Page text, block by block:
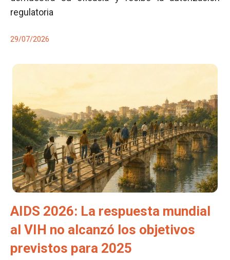
regulatoria
29/07/2026
AIDS 2026: La respuesta mundial
al VIH no alcanzó los objetivos
previstos para 2025